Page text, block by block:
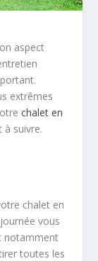
aspect
extrêmes
chalet en
à suivre.
chalet en
vous
notamment
toutes les